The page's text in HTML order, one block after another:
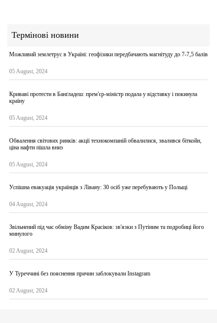
Термінові новини
Можливий землетрус в Україні: геофізики передбачають магнітуду до 7-7,5 балів
05 August, 2024
Криваві протести в Банґладеш: прем'єр-міністр подала у відставку і покинула
країну
05 August, 2024
Обвалення світових ринків: акції технокомпаній обвалилися, звалився біткойн,
ціна нафти пішла вниз
05 August, 2024
Успішна евакуація українців з Лівану: 30 осіб уже перебувають у Польщі
04 August, 2024
Звільнений під час обміну Вадим Красіков: зв'язки з Путіним та подробиці його
минулого
02 August, 2024
У Туреччині без пояснення причин заблокували Instagram
02 August, 2024